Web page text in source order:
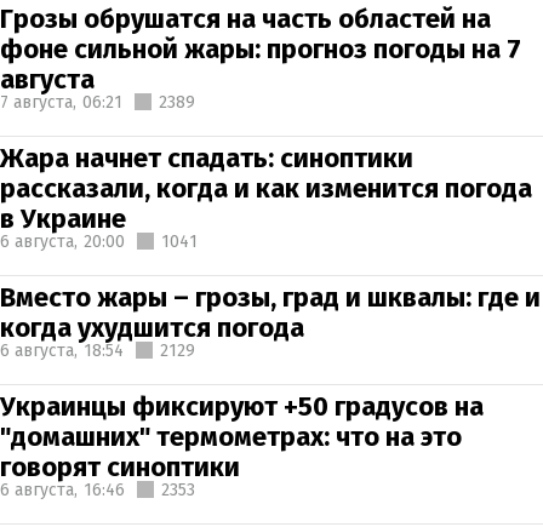
Грозы обрушатся на часть областей на
фоне сильной жары: прогноз погоды на 7
августа
7 августа, 06:21 2389
Жара начнет спадать: синоптики
рассказали, когда и как изменится погода
в Украине
6 августа, 20:00 1041
Вместо жары – грозы, град и шквалы: где и
когда ухудшится погода
6 августа, 18:54 2129
Украинцы фиксируют +50 градусов на
"домашних" термометрах: что на это
говорят синоптики
6 августа, 16:46 2353